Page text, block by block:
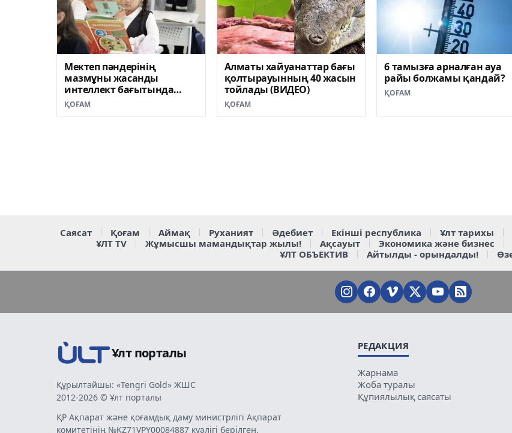
Мектеп пәндерінің
мазмұны жасанды
интеллект бағытында
жаңартылуда
ҚОҒАМ
Алматы хайуанаттар бағы
қолтырауынның 40 жасын
тойлады (ВИДЕО)
ҚОҒАМ
6 тамызға арналған ауа
райы болжамы қандай?
ҚОҒАМ
Саясат Қоғам Аймақ Руханият Әдебиет Екінші республика Ұлт тарихы
ҰЛТ TV
Жұмысшы мамандықтар жылы! Ақсауыт Экономика және бизнес
ҰЛТ ОБЪЕКТИВ
Айтылды - орындалды!
Ұлт порталы
Құрылтайшы: «Tengri Gold» ЖШС
2012-2026 © Ұлт порталы
ҚР Ақпарат және қоғамдық даму министрлігі Ақпарат
комитетінің №KZ71VPY00084887 куәлігі берілген.
РЕДАКЦИЯ
Жарнама
Жоба туралы
Құпиялылық саясаты